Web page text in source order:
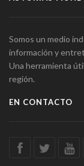
Somos un medio
información y
Una herramienta
región.
EN CONTACTO